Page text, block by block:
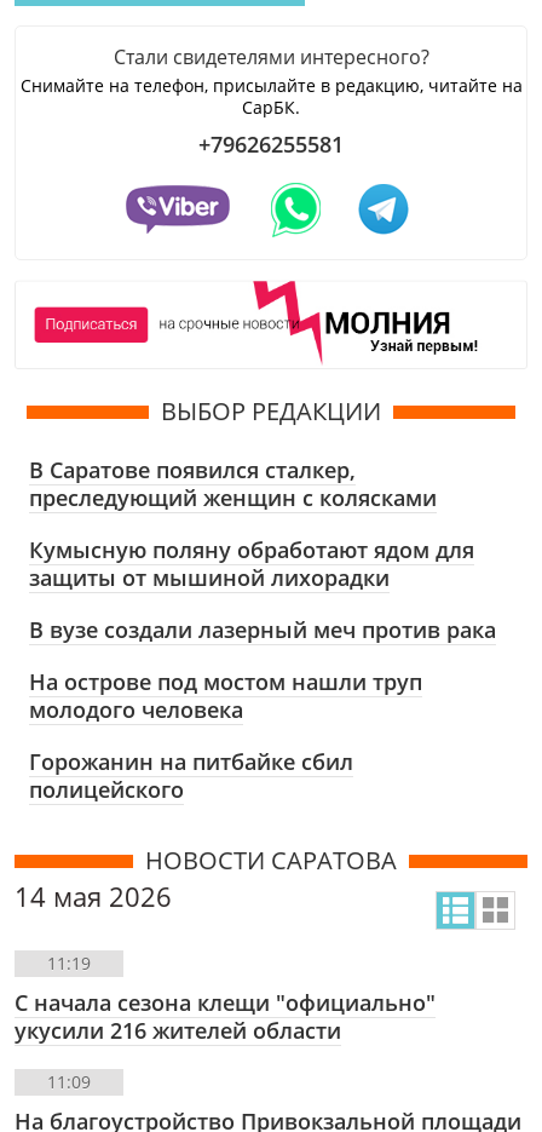
Стали свидетелями интересного?
Снимайте на телефон, присылайте в редакцию, читайте на
СарБК.
+79626255581
ВЫБОР РЕДАКЦИИ
В Саратове появился сталкер,
преследующий женщин с колясками
Кумысную поляну обработают ядом для
защиты от мышиной лихорадки
В вузе создали лазерный меч против рака
На острове под мостом нашли труп
молодого человека
Горожанин на питбайке сбил
полицейского
НОВОСТИ САРАТОВА
14 мая 2026
11:19
С начала сезона клещи "официально"
укусили 216 жителей области
11:09
На благоустройство Привокзальной площади